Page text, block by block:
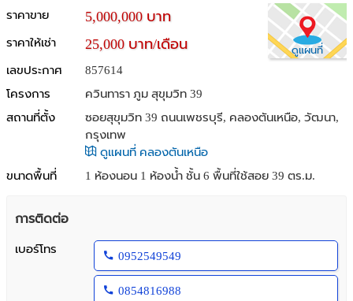
ดูแผนที่
ราคาขาย 5,000,000 บาท
ราคาให้เช่า 25,000 บาท/เดือน
เลขประกาศ
857614
โครงการ
ควินทารา ภูม สุขุมวิท 39
สถานที่ตั้ง
ซอยสุขุมวิท 39 ถนนเพชรบุรี, คลองตันเหนือ, วัฒนา,
กรุงเทพ
ดูแผนที่ คลองตันเหนือ
ขนาดพื้นที่
1 ห้องนอน 1 ห้องน้ำ ชั้น 6 พื้นที่ใช้สอย 39 ตร.ม.
การติดต่อ
เบอร์โทร
0952549549
0854816988